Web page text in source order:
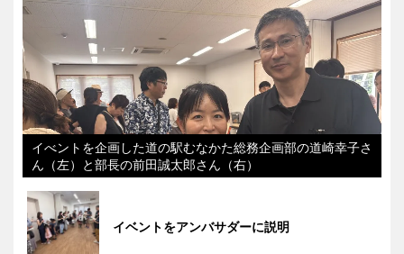
イべントを企画した道の駅むなかた総務企画部の道崎幸子さ
ん（左）と部長の前田誠太郎さん（右）
イベントをアンバサダーに説明